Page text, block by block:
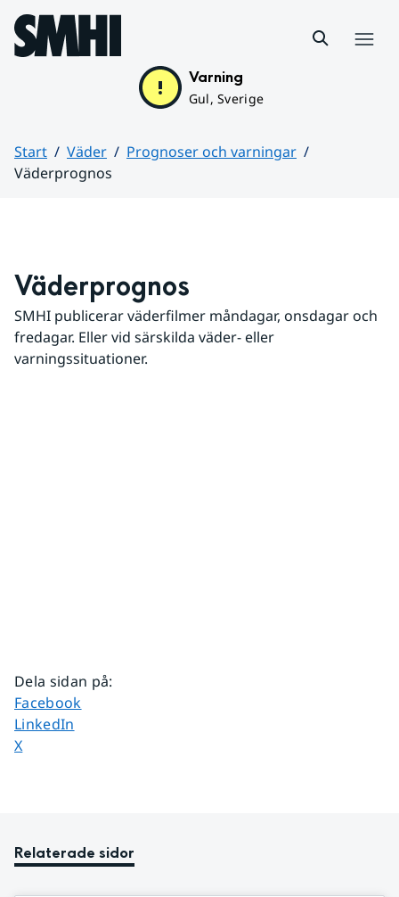
Hoppa till sidans innehåll
Varning
Gul, Sverige
Start Väder
Prognoser och varningar
Väderprognos
Väderprognos
SMHI publicerar väderfilmer måndagar, onsdagar och
fredagar. Eller vid särskilda väder- eller
varningssituationer.
Dela sidan på:
Dela sidan på
Facebook
Dela sidan på
LinkedIn
Dela sidan på
X
Relaterade sidor